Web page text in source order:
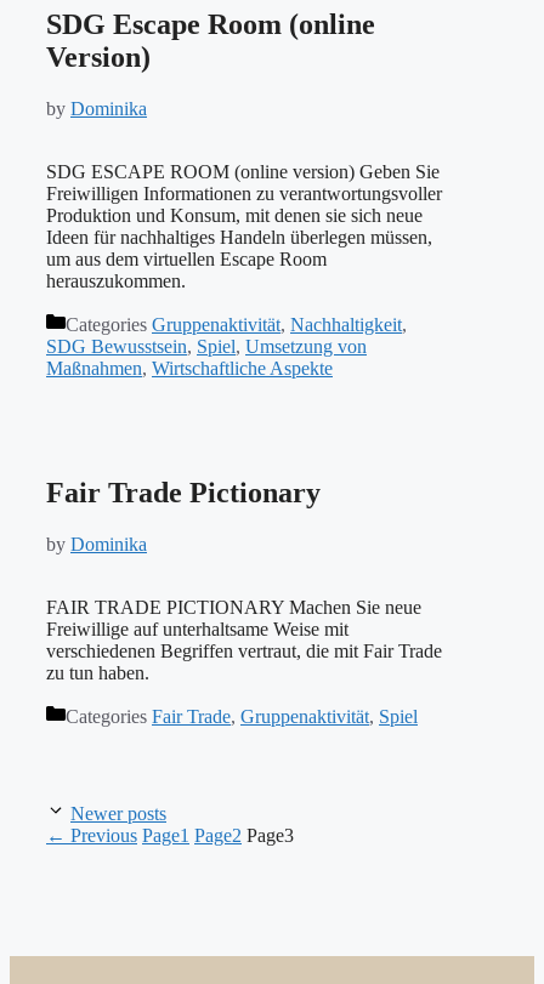
SDG Escape Room (online
Version)
by Dominika
SDG ESCAPE ROOM (online version) Geben Sie
Freiwilligen Informationen zu verantwortungsvoller
Produktion und Konsum, mit denen sie sich neue
Ideen für nachhaltiges Handeln überlegen müssen,
um aus dem virtuellen Escape Room
herauszukommen.
Categories Gruppenaktivität, Nachhaltigkeit,
SDG Bewusstsein, Spiel, Umsetzung von
Maßnahmen, Wirtschaftliche Aspekte
Fair Trade Pictionary
by Dominika
FAIR TRADE PICTIONARY Machen Sie neue
Freiwillige auf unterhaltsame Weise mit
verschiedenen Begriffen vertraut, die mit Fair Trade
zu tun haben.
Categories Fair Trade, Gruppenaktivität, Spiel
Newer posts
← Previous Page1 Page2 Page3